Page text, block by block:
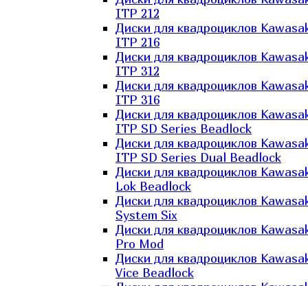
ITP 212
Диски для квадроциклов
ITP 216
Диски для квадроциклов
ITP 312
Диски для квадроциклов
ITP 316
Диски для квадроциклов
ITP SD Series Beadlock
Диски для квадроциклов
ITP SD Series Dual Beadlock
Диски для квадроциклов
Lok Beadlock
Диски для квадроциклов
System Six
Диски для квадроциклов
Pro Mod
Диски для квадроциклов
Vice Beadlock